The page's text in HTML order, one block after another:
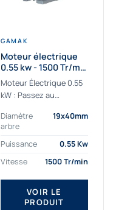
GAMAK
Moteur électrique
0.55 kw - 1500 Tr/min
- 230/400V -
Rendement IE4
Moteur Électrique 0.55
kW : Passez au
Découvrez notre
moteur électrique 0.55
kW de nouvelle
génération, conçu pour
les...
Diamètre
arbre
19x40mm
Puissance
0.55 Kw
Vitesse
1500 Tr/min
VOIR LE
PRODUIT